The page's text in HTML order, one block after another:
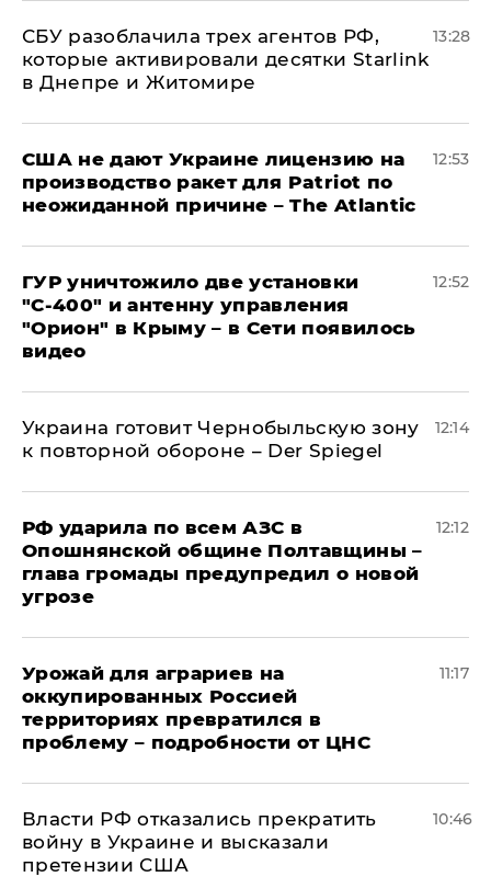
СБУ разоблачила трех агентов РФ,
которые активировали десятки Starlink
в Днепре и Житомире
13:28
США не дают Украине лицензию на
производство ракет для Patriot по
неожиданной причине – The Atlantic
12:53
ГУР уничтожило две установки
"С‑400" и антенну управления
"Орион" в Крыму – в Сети появилось
видео
12:52
Украина готовит Чернобыльскую зону
к повторной обороне – Der Spiegel
12:14
РФ ударила по всем АЗС в
Опошнянской общине Полтавщины –
глава громады предупредил о новой
угрозе
12:12
Урожай для аграриев на
оккупированных Россией
территориях превратился в
проблему – подробности от ЦНС
11:17
Власти РФ отказались прекратить
войну в Украине и высказали
претензии США
10:46